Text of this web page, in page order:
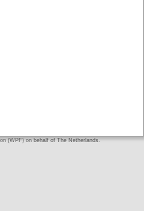
(WPF) on behalf of The Netherlands.